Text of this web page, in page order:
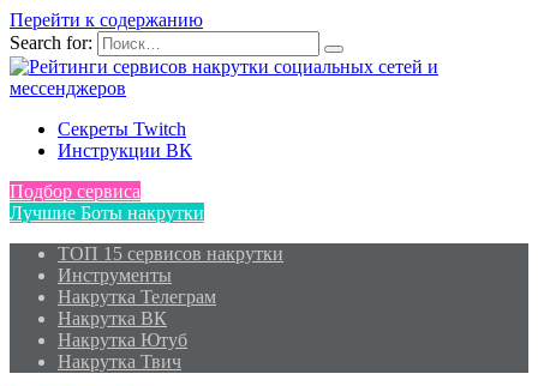
Перейти к содержанию
Search for:
Секреты Twitch
Инструкции ВК
Подбор сервиса
Лучшие Боты накрутки
ТОП 15 сервисов накрутки
Инструменты
Накрутка Телеграм
Накрутка ВК
Накрутка Ютуб
Накрутка Твич